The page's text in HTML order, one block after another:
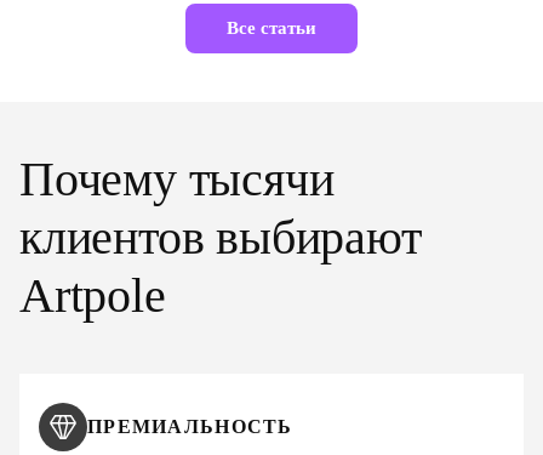
Все статьи
Почему тысячи
клиентов выбирают
Artpole
ПРЕМИАЛЬНОСТЬ